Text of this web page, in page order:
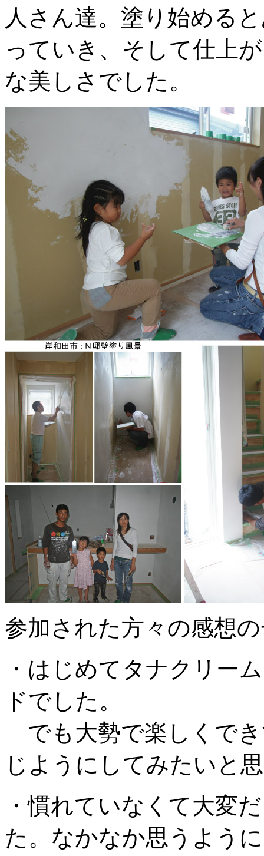
人さん達。塗り始める
っていき、そして仕上
な美しさでした。
参加された方々の感想
・はじめてタナクリー
ドでした。
でも大勢で楽しくで
じようにしてみたいと
・慣れていなくて大変
た。なかなか思うよう